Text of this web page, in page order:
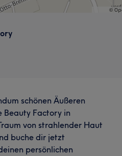
schönen Äußeren
Beauty Factory in
von strahlender Haut
buche dir jetzt
persönlichen